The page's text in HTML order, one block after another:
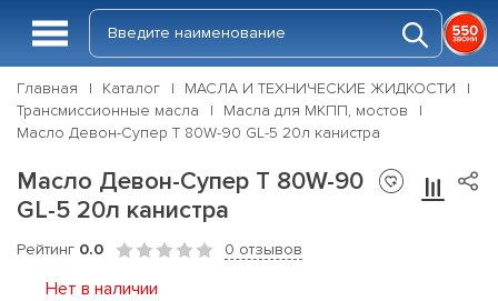
Главная Каталог
МАСЛА И ТЕХНИЧЕСКИЕ ЖИДКОСТИ
Трансмиссионные масла
Масла для МКПП, мостов
Масло Девон-Супер Т 80W-90 GL-5 20л канистра
Масло Девон-Супер Т 80W-90
GL-5 20л канистра
Рейтинг 0.0 0 отзывов
Нет в наличии